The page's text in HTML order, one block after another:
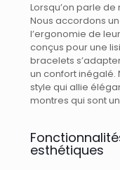
Lorsqu’on parle
Nous accordons
l’ergonomie de
conçus pour une
bracelets
un confort inégalé.
style qui allie
montres qui sont
esthétiques